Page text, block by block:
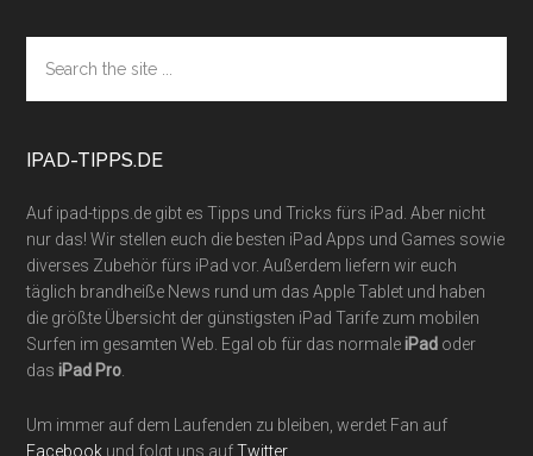
Footer
the
site
IPAD-TIPPS.DE
Auf ipad-tipps.de gibt es Tipps und Tricks fürs iPad. Aber nicht
nur das! Wir stellen euch die besten iPad Apps und Games sowie
diverses Zubehör fürs iPad vor. Außerdem liefern wir euch
täglich brandheiße News rund um das Apple Tablet und haben
die größte Übersicht der günstigsten iPad Tarife zum mobilen
Surfen im gesamten Web. Egal ob für das normaleiPad oder
dasiPad Pro
Um immer auf dem Laufenden zu bleiben, werdet Fan auf
Facebook und folgt uns aufTwitter.